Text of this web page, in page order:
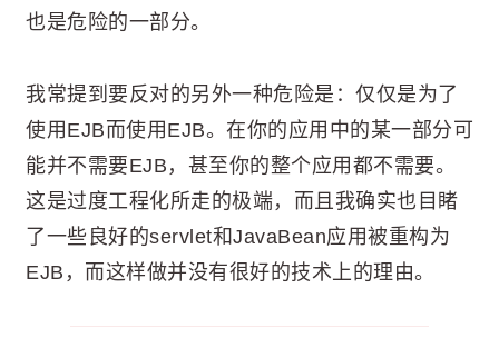
也是危险的一部分。
我常提到要反对的另外一种危险是：仅仅是为了
使用EJB而使用EJB。在你的应用中的某一部分可
能并不需要EJB，甚至你的整个应用都不需要。
这是过度工程化所走的极端，而且我确实也目睹
了一些良好的servlet和JavaBean应用被重构为
EJB，而这样做并没有很好的技术上的理由。